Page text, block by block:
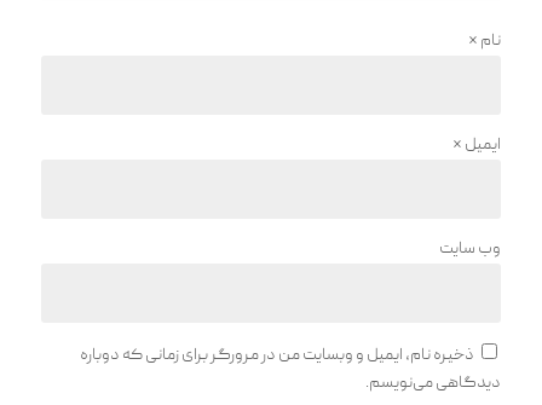
نام *
ایمیل *
وب‌ سایت
ذخیره نام، ایمیل و وبسایت من در مرورگر برای زمانی که دوباره
دیدگاهی می‌نویسم.